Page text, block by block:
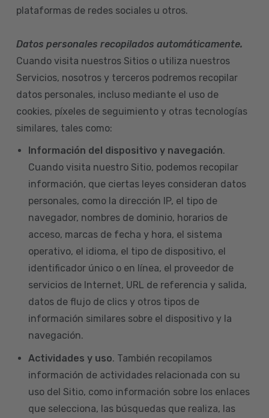
plataformas de redes sociales u otros.
Datos personales recopilados automáticamente.
Cuando visita nuestros Sitios o utiliza nuestros
Servicios, nosotros y terceros podremos recopilar
datos personales, incluso mediante el uso de
cookies, píxeles de seguimiento y otras tecnologías
similares, tales como:
Información del dispositivo y navegación.
Cuando visita nuestro Sitio, podemos recopilar
información, que ciertas leyes consideran datos
personales, como la dirección IP, el tipo de
navegador, nombres de dominio, horarios de
acceso, marcas de fecha y hora, el sistema
operativo, el idioma, el tipo de dispositivo, el
identificador único o en línea, el proveedor de
servicios de Internet, URL de referencia y salida,
datos de flujo de clics y otros tipos de
información similares sobre el dispositivo y la
navegación.
Actividades y uso. También recopilamos
información de actividades relacionada con su
uso del Sitio, como información sobre los enlaces
que selecciona, las búsquedas que realiza, las